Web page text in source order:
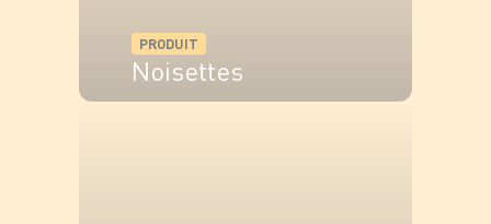
Bon appétit et joyeux Halloween !
PRODUIT
Noisettes